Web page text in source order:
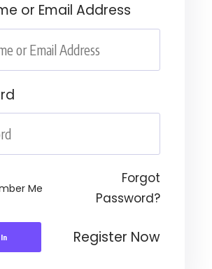
or Email Address
Me
Forgot
Password?
Register Now